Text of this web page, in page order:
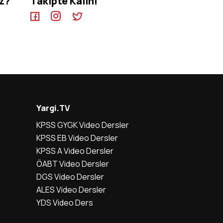
Yargi.TV
KPSS GYGK Video Dersler
KPSS EB Video Dersler
KPSS A Video Dersler
ÖABT Video Dersler
DGS Video Dersler
ALES Video Dersler
YDS Video Ders